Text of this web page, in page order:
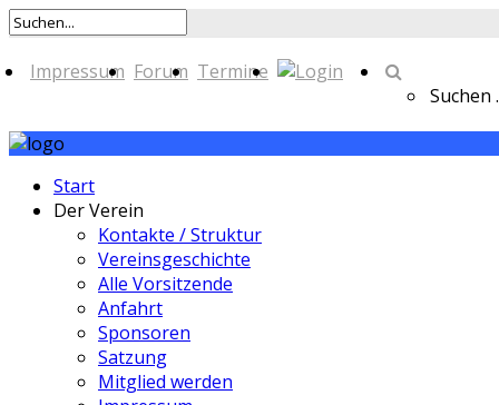
Impressum Forum Termine
Suchen
Start
Der Verein
Kontakte / Struktur
Vereinsgeschichte
Alle Vorsitzende
Anfahrt
Sponsoren
Satzung
Mitglied werden